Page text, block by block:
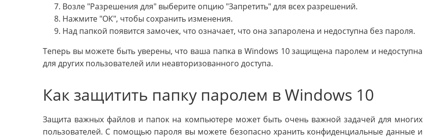
Возле "Разрешения для" выберите опцию "Запретить" для всех разрешений.
Нажмите "ОК", чтобы сохранить изменения.
Над папкой появится замочек, что означает, что она запаролена и недоступна без пароля.
Теперь вы можете быть уверены, что ваша папка в Windows 10 защищена паролем и недоступна
для других пользователей или неавторизованного доступа.
Как защитить папку паролем в Windows 10
Защита важных файлов и папок на компьютере может быть очень важной задачей для многих
пользователей. С помощью пароля вы можете безопасно хранить конфиденциальные данные и